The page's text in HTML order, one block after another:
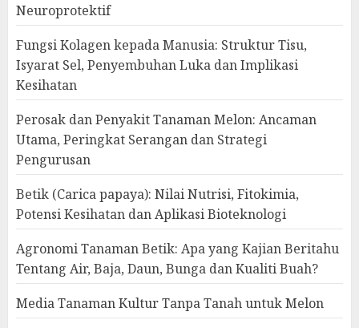
Neuroprotektif
Fungsi Kolagen kepada Manusia: Struktur Tisu,
Isyarat Sel, Penyembuhan Luka dan Implikasi
Kesihatan
Perosak dan Penyakit Tanaman Melon: Ancaman
Utama, Peringkat Serangan dan Strategi
Pengurusan
Betik (Carica papaya): Nilai Nutrisi, Fitokimia,
Potensi Kesihatan dan Aplikasi Bioteknologi
Agronomi Tanaman Betik: Apa yang Kajian Beritahu
Tentang Air, Baja, Daun, Bunga dan Kualiti Buah?
Media Tanaman Kultur Tanpa Tanah untuk Melon